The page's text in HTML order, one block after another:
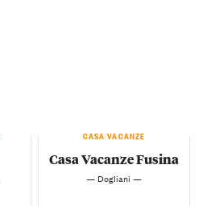
CASA VACANZE
Casa Vacanze Fusina
— Dogliani —